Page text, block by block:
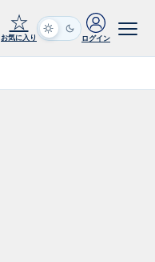
☆
お気に入り ログイン